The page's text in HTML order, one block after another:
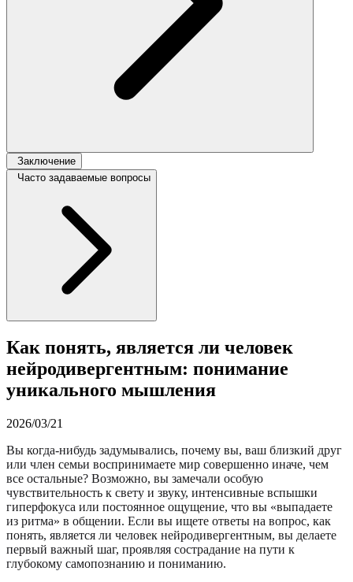
Заключение
Часто задаваемые вопросы
Как понять, является ли человек
нейродивергентным: понимание
уникального мышления
2026/03/21
Вы когда-нибудь задумывались, почему вы, ваш близкий друг
или член семьи воспринимаете мир совершенно иначе, чем
все остальные? Возможно, вы замечали особую
чувствительность к свету и звуку, интенсивные вспышки
гиперфокуса или постоянное ощущение, что вы «выпадаете
из ритма» в общении. Если вы ищете ответы на вопрос, как
понять, является ли человек нейродивергентным, вы делаете
первый важный шаг, проявляя сострадание на пути к
глубокому самопознанию и пониманию.